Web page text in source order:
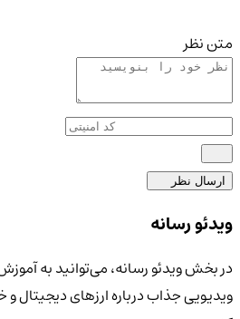
متن نظر
ارسال نظر
ویدئو رسانه
در بخش ویدئو رسانه، می‌توانید به
ویدیویی جذاب درباره ارزهای دیجیتال